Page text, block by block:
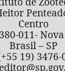
Centro
011-
Brasil – SP
19) 3476-